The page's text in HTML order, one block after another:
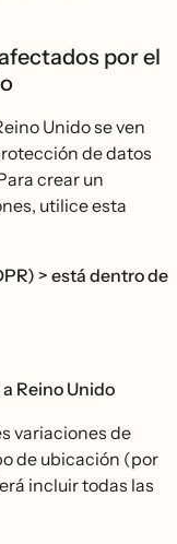
por el
Unido se ven
de datos
crear un
utilice esta
> está dentro de
Reino Unido
variaciones de
de ubicación (por
incluir todas las